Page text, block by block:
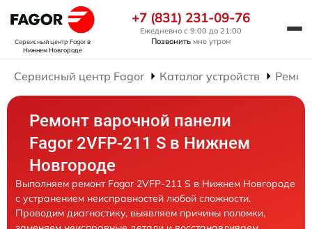
Сервисный центр Fagorв
Нижнем Новгороде
+7 (831) 231-09-76
Ежедневно с 9:00 до 21:00
Позвонить мне утром
Сервисный центр Fagor Каталог устройств
Ремонт варочной панели
Fagor 2VFP-211 S в Нижнем
Новгороде
Выполняем ремонт Fagor 2VFP-211 S в Нижнем Новгороде
с устранением неисправностей любой сложности.
Проводим диагностику, выявляем причины поломки,